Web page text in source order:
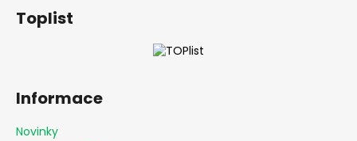
Toplist
Informace
Novinky